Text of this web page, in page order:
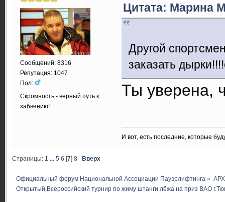
Сообщений: 8316
Репутация: 1047
Пол:
Скромность - верный путь к
забвению!
Цитата: Марина
Другой
заказать
Ты уверена,
И вот, есть последние, которые
Страницы: 1 ...5 6 [7]8 Вверх
Официальный форум Национальной Ассоциации Пауэрлифтинга »
Открытый Всероссийский турнир по жиму штанги лёжа на приз ВАО